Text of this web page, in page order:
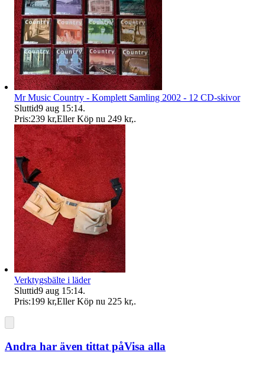
Mr Music Country - Komplett Samling 2002 - 12 CD-skivor
Sluttid9 aug 15:14.
Pris:239 kr,Eller Köp nu 249 kr,.
Verktygsbälte i läder
Sluttid9 aug 15:14.
Pris:199 kr,Eller Köp nu 225 kr,.
Andra har även tittat påVisa alla